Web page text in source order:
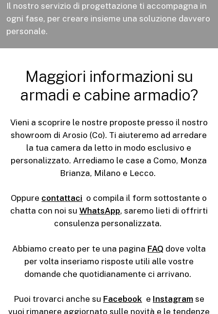
Il nostro servizio di progettazione ti accompagna in
ogni fase, per creare insieme una soluzione davvero
personale.
Maggiori informazioni su
armadi e cabine armadio?
Vieni a scoprire le nostre proposte presso il nostro
showroom di Arosio (Co). Ti aiuteremo ad arredare
la tua camera da letto in modo esclusivo e
personalizzato. Arrediamo le case a Como, Monza
Brianza, Milano e Lecco.
Oppure contattaci o compila il form sottostante o
chatta con noi su WhatsApp, saremo lieti di offrirti
consulenza personalizzata.
Abbiamo creato per te una pagina FAQ dove volta
per volta inseriamo risposte utili alle vostre
domande che quotidianamente ci arrivano.
Puoi trovarci anche su Facebook e Instagram se
vuoi rimanere aggiornato sulle novità e le tendenze